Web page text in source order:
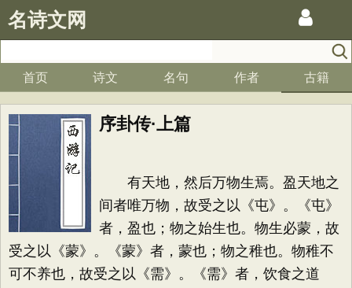
名诗文网
首页 诗文 名句 作者 古籍
序卦传·上篇
有天地，然后万物生焉。盈天地之
间者唯万物，故受之以《屯》。《屯》
者，盈也；物之始生也。物生必蒙，故
受之以《蒙》。《蒙》者，蒙也；物之稚也。物稚不
可不养也，故受之以《需》。《需》者，饮食之道